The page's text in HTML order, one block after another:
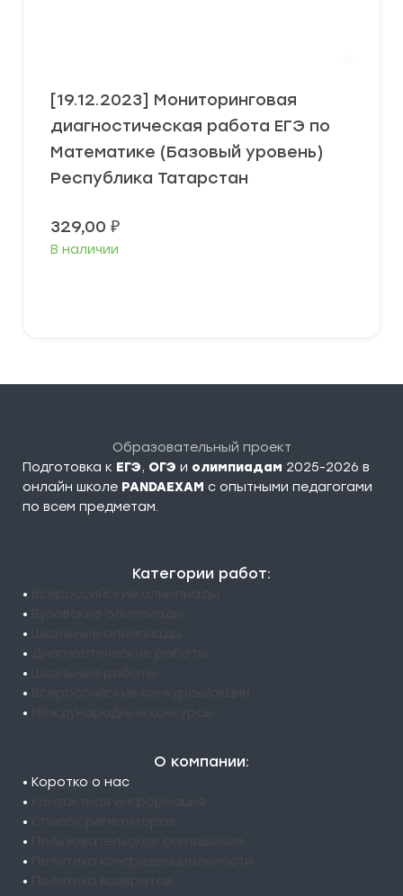
[19.12.2023] Мониторинговая
диагностическая работа ЕГЭ по
Математике (Базовый уровень)
Республика Татарстан
329,00 ₽
В наличии
Образовательный проект
Подготовка к ЕГЭ, ОГЭ и олимпиадам 2025-2026 в
онлайн школе PANDAEXAM c опытными педагогами
по всем предметам.
Категории работ:
•
•
•
•
•
•
•
О компании:
• Коротко о нас
•
•
•
•
•